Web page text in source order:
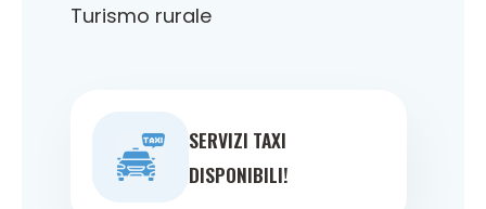
Turismo rurale
SERVIZI TAXI
DISPONIBILI!